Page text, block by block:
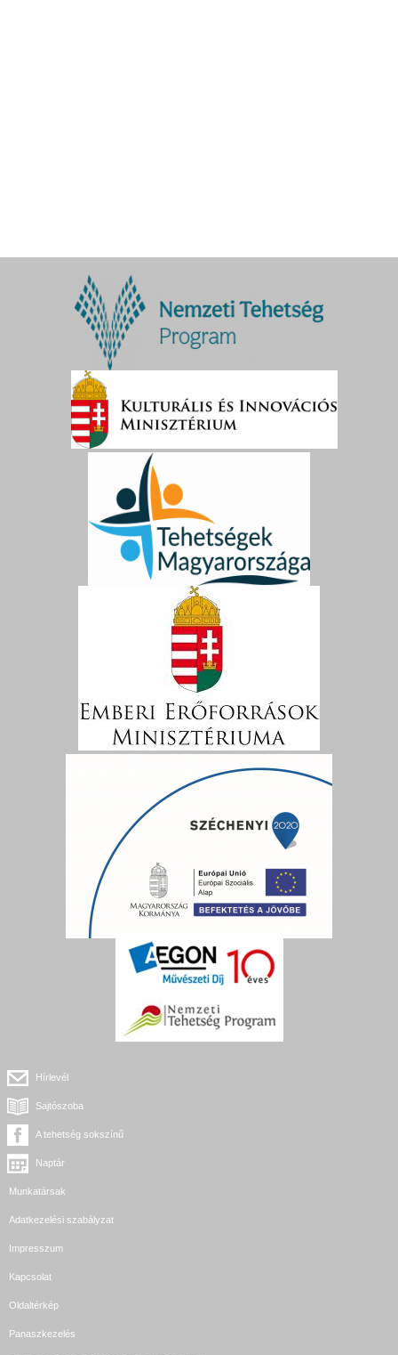
Hírlevél
Sajtószoba
A tehetség sokszínű
Naptár
Munkatársak
Adatkezelési szabályzat
Impresszum
Kapcsolat
Oldaltérkép
Panaszkezelés